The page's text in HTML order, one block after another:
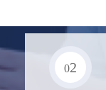
02